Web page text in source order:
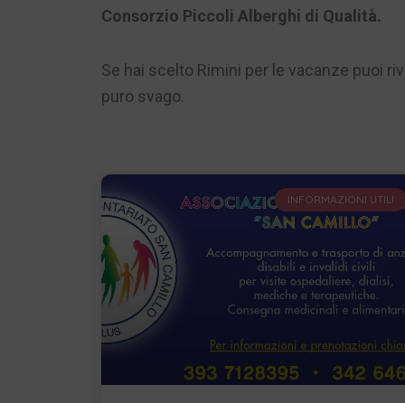
Consorzio Piccoli Alberghi di Qualità.
Se hai scelto Rimini per le vacanze puoi
puro svago.
INFORMAZIONI UTILI